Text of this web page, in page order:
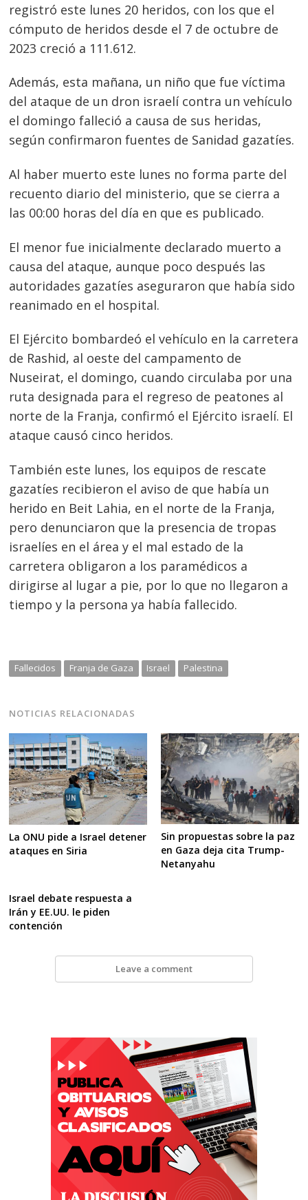
registró este lunes 20 heridos, con los que el
cómputo de heridos desde el 7 de octubre de
2023 creció a 111.612.
Además, esta mañana, un niño que fue víctima
del ataque de un dron israelí contra un vehículo
el domingo falleció a causa de sus heridas,
según confirmaron fuentes de Sanidad gazatíes.
Al haber muerto este lunes no forma parte del
recuento diario del ministerio, que se cierra a
las 00:00 horas del día en que es publicado.
El menor fue inicialmente declarado muerto a
causa del ataque, aunque poco después las
autoridades gazatíes aseguraron que había sido
reanimado en el hospital.
El Ejército bombardeó el vehículo en la carretera
de Rashid, al oeste del campamento de
Nuseirat, el domingo, cuando circulaba por una
ruta designada para el regreso de peatones al
norte de la Franja, confirmó el Ejército israelí. El
ataque causó cinco heridos.
También este lunes, los equipos de rescate
gazatíes recibieron el aviso de que había un
herido en Beit Lahia, en el norte de la Franja,
pero denunciaron que la presencia de tropas
israelíes en el área y el mal estado de la
carretera obligaron a los paramédicos a
dirigirse al lugar a pie, por lo que no llegaron a
tiempo y la persona ya había fallecido.
Fallecidos Franja de Gaza Israel Palestina
NOTICIAS RELACIONADAS
La ONU pide a Israel detener
ataques en Siria
Sin propuestas sobre la paz
en Gaza deja cita Trump-
Netanyahu
Israel debate respuesta a
Irán y EE.UU. le piden
contención
Leave a comment
Navegación
de
entradas